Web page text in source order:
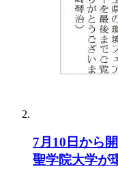
7月10日から
聖学院大学が